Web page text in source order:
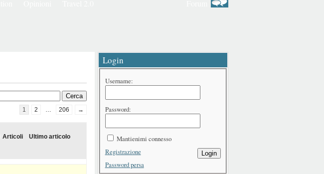
1 2 206 →
Articoli Ultimo articolo
Login
Username:
Password:
Mantienimi connesso
Login
Registrazione
Password persa